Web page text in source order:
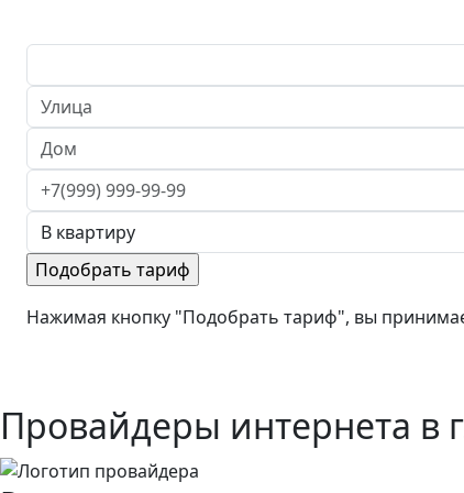
Нажимая кнопку "Подобрать тариф", вы
Провайдеры интернета в